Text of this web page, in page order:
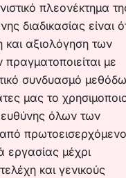
πλεονέκτημα
διαδικασίας είναι
και αξιολόγηση των
με
συνδυασμό
μας το
ευθύνης όλων των
εργασίας μέχρι
και γενικούς